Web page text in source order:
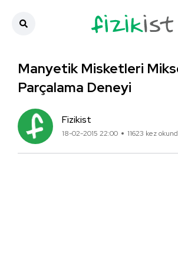
Manyetik Misketleri
Parçalama Deneyi
Fizikist
18-02-2015 22:00 11623 kez